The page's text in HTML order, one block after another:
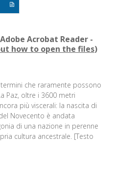
Acrobat Reader -
how to open the files)
che raramente possono
Paz, oltre i 3600 metri
più viscerali: la nascita di
Novecento è andata
di una nazione in perenne
cultura ancestrale. [Testo